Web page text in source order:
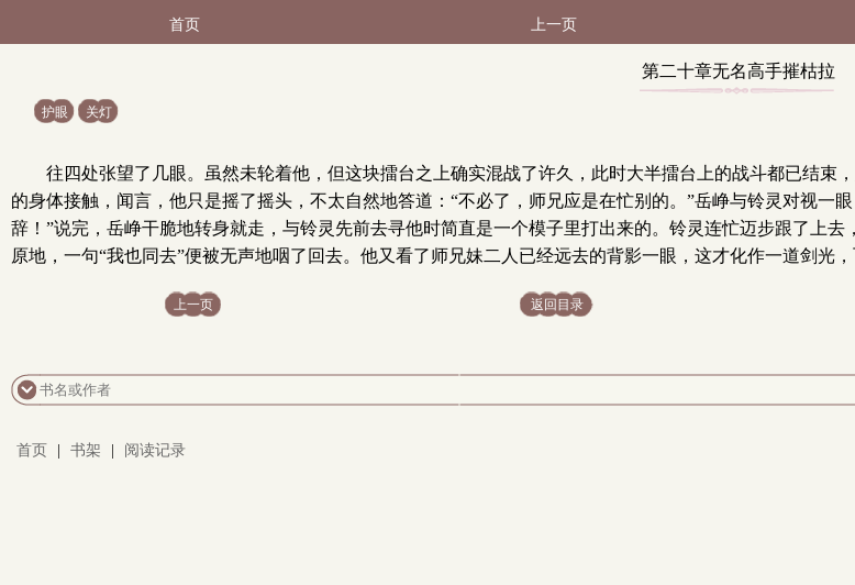
首页 上一页
第二十章无名高手摧枯拉
护眼 关灯
往四处张望了几眼。虽然未轮着他，但这块擂台之上确实混战了许久，此时大半擂台上的战斗都已结束
的身体接触，闻言，他只是摇了摇头，不太自然地答道：“不必了，师兄应是在忙别的。”岳峥与铃灵对视一
辞！”说完，岳峥干脆地转身就走，与铃灵先前去寻他时简直是一个模子里打出来的。铃灵连忙迈步跟了上
原地，一句“我也同去”便被无声地咽了回去。他又看了师兄妹二人已经远去的背影一眼，这才化作一道剑光
上一页 返回目录
首页 书架 阅读记录